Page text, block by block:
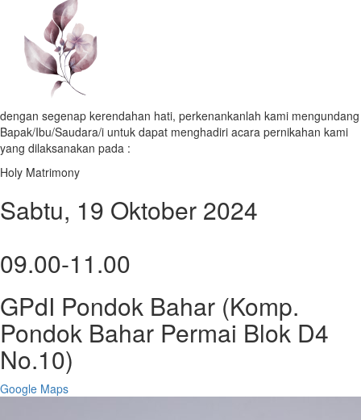
dengan segenap kerendahan hati, perkenankanlah kami mengundang
Bapak/Ibu/Saudara/i untuk dapat menghadiri acara pernikahan kami
yang dilaksanakan pada :
Holy Matrimony
Sabtu, 19 Oktober 2024
09.00-11.00
GPdI Pondok Bahar (Komp.
Pondok Bahar Permai Blok D4
No.10)
Google Maps